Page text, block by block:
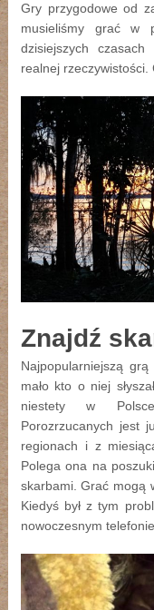
Gry przygodowe od
musieliśmy grać w
dzisiejszych
realnej
Znajdź
Najpopularniejszą
mało kto o niej
niestety w
Porozrzucanych jest
regionach i z
Polega ona na
skarbami. Grać mogą
Kiedyś był z tym
nowoczesnym